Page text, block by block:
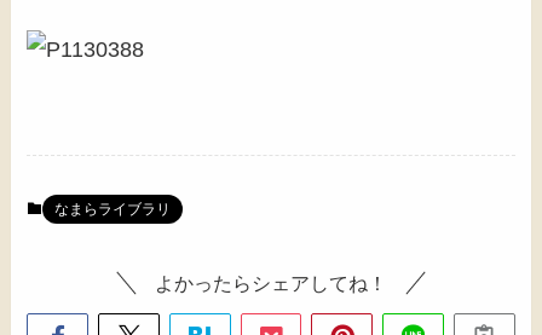
なまらライブラリ
よかったらシェアしてね！